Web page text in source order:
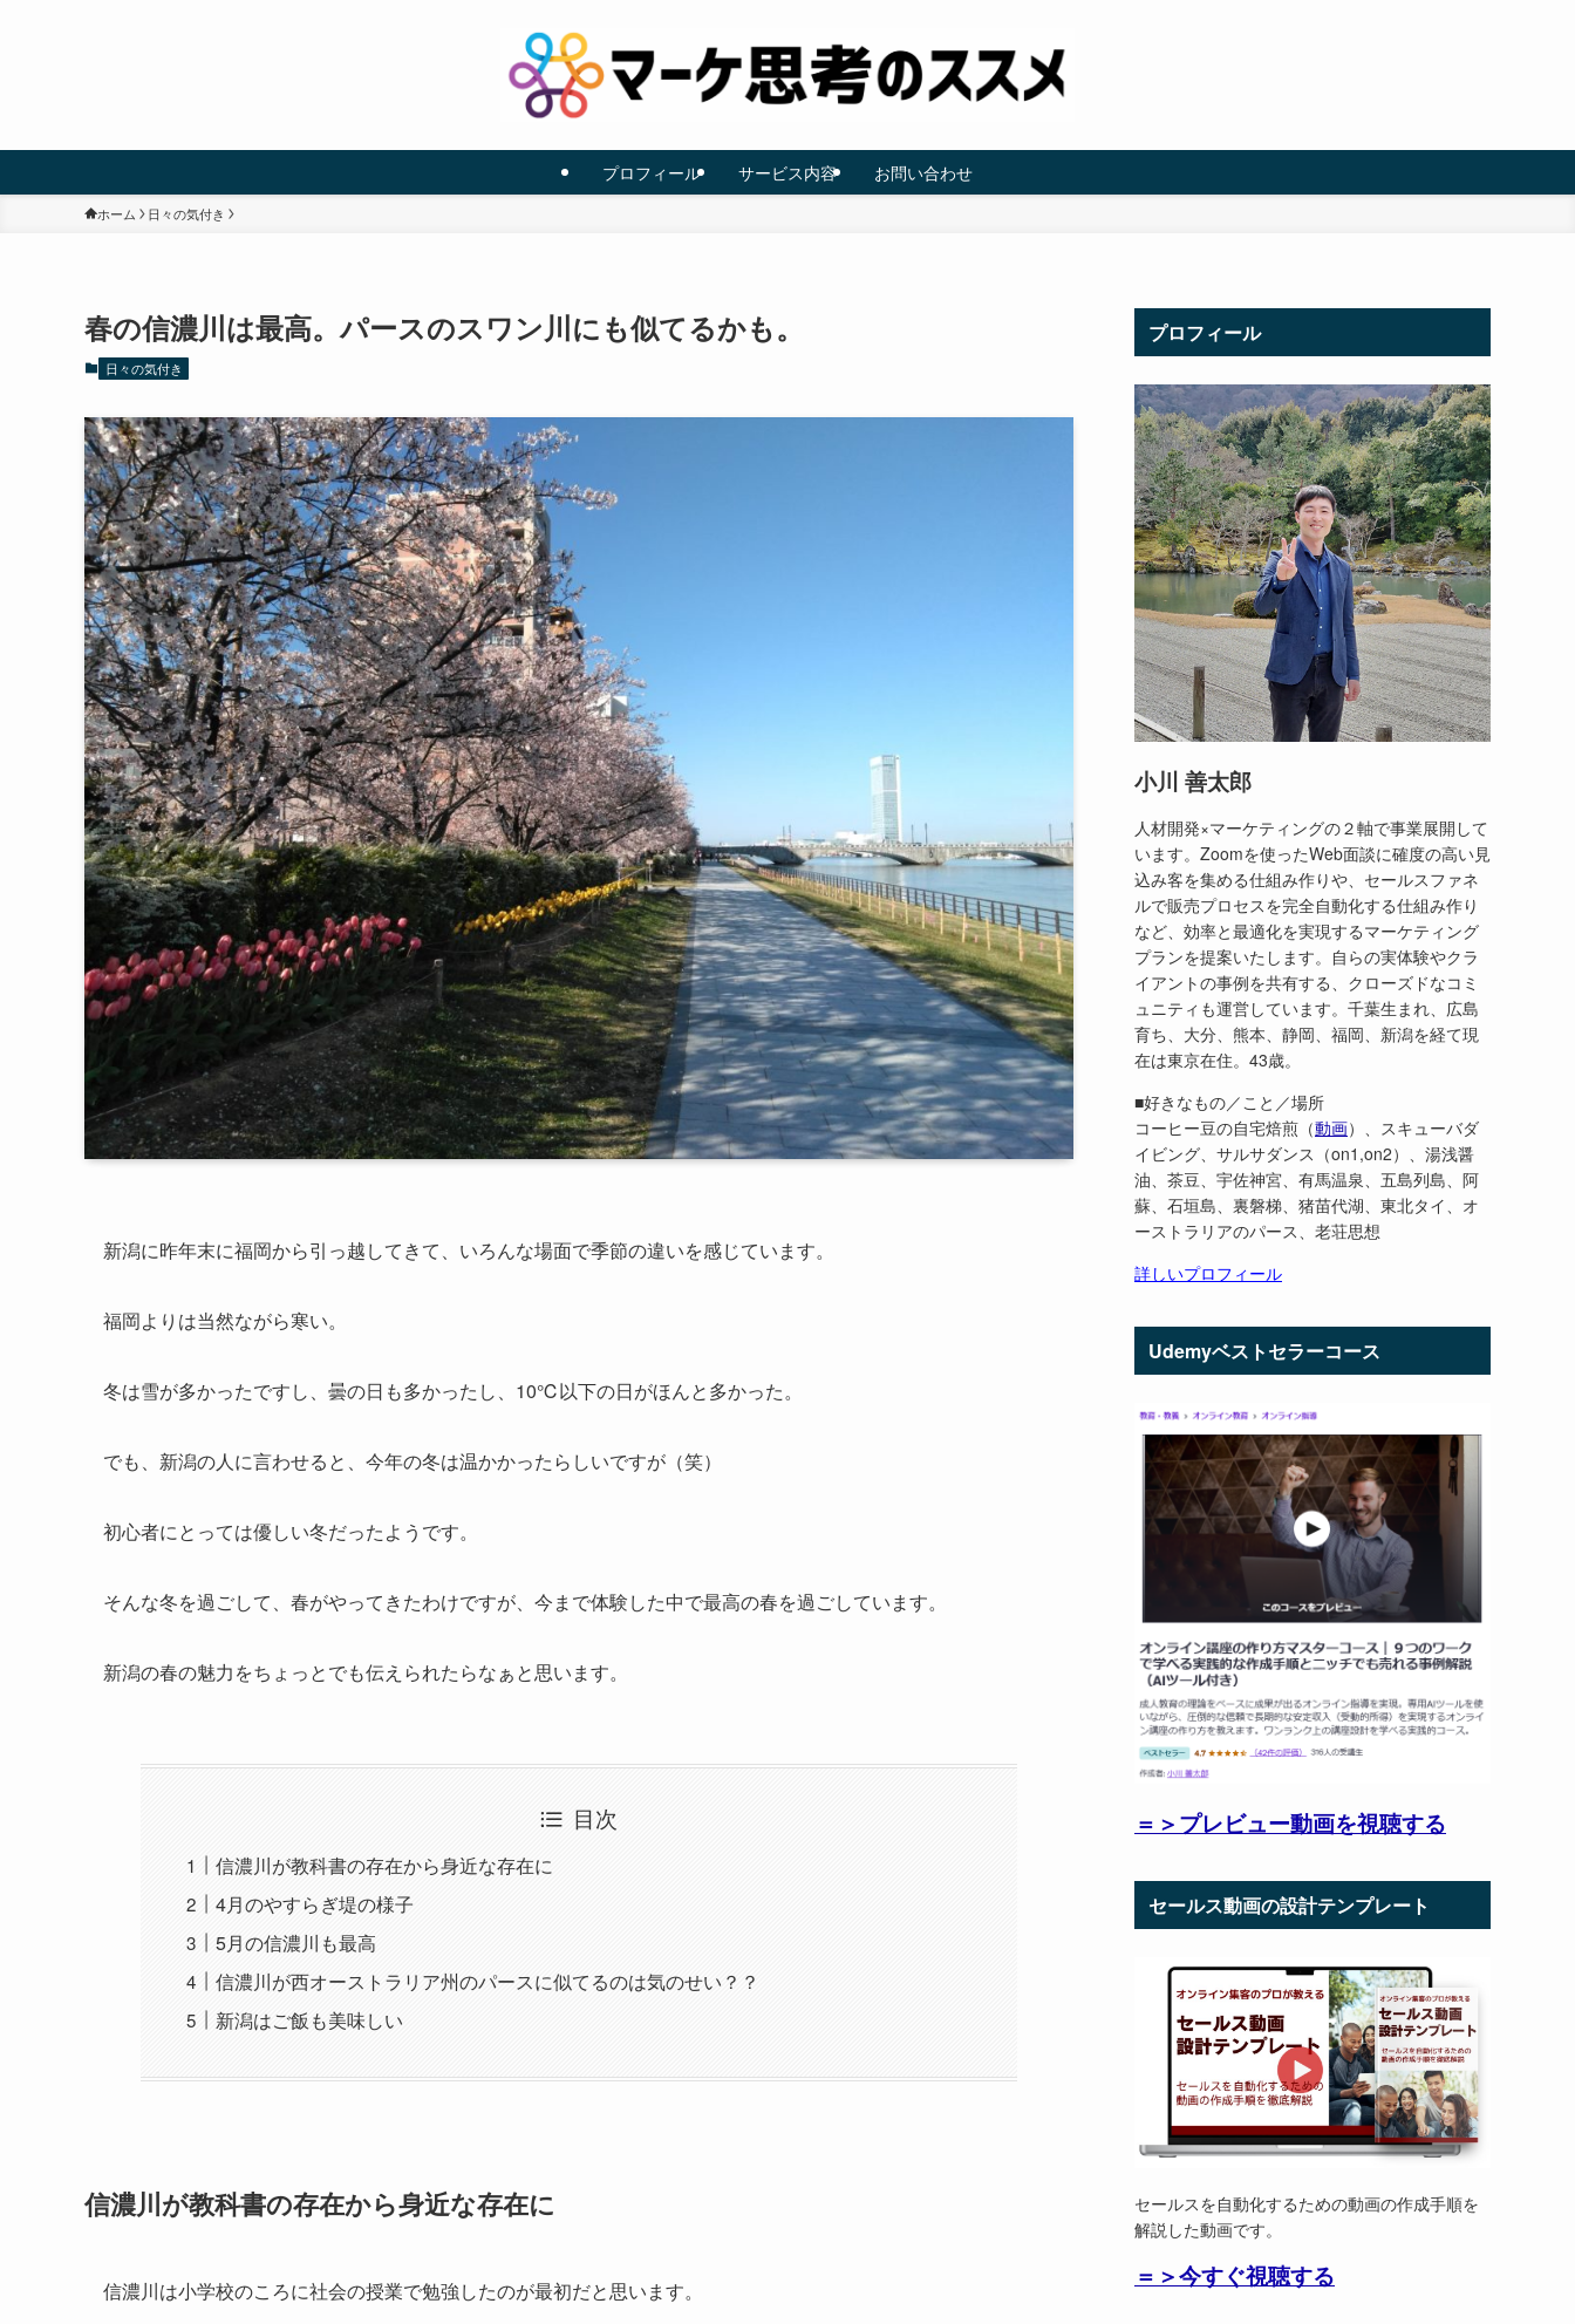
プロフィール サービス内容 お問い合わせ
ホーム 日々の気付き
春の信濃川は最高。パースのスワン川にも似てるかも。
日々の気付き
新潟に昨年末に福岡から引っ越してきて、いろんな場面で季節の違いを感じています。
福岡よりは当然ながら寒い。
冬は雪が多かったですし、曇の日も多かったし、10℃以下の日がほんと多かった。
でも、新潟の人に言わせると、今年の冬は温かかったらしいですが（笑）
初心者にとっては優しい冬だったようです。
そんな冬を過ごして、春がやってきたわけですが、今まで体験した中で最高の春を過ごしています。
新潟の春の魅力をちょっとでも伝えられたらなぁと思います。
目次
信濃川が教科書の存在から身近な存在に
4月のやすらぎ堤の様子
5月の信濃川も最高
信濃川が西オーストラリア州のパースに似てるのは気のせい？？
新潟はご飯も美味しい
信濃川が教科書の存在から身近な存在に
信濃川は小学校のころに社会の授業で勉強したのが最初だと思います。
プロフィール
小川 善太郎
人材開発×マーケティングの２軸で事業展開して
います。Zoomを使ったWeb面談に確度の高い見
込み客を集める仕組み作りや、セールスファネ
ルで販売プロセスを完全自動化する仕組み作り
など、効率と最適化を実現するマーケティング
プランを提案いたします。自らの実体験やクラ
イアントの事例を共有する、クローズドなコミ
ュニティも運営しています。千葉生まれ、広島
育ち、大分、熊本、静岡、福岡、新潟を経て現
在は東京在住。43歳。
■好きなもの／こと／場所
コーヒー豆の自宅焙煎（動画）、スキューバダ
イビング、サルサダンス（on1,on2）、湯浅醤
油、茶豆、宇佐神宮、有馬温泉、五島列島、阿
蘇、石垣島、裏磐梯、猪苗代湖、東北タイ、オ
ーストラリアのパース、老荘思想
詳しいプロフィール
Udemyベストセラーコース
＝＞プレビュー動画を視聴する
セールス動画の設計テンプレート
セールスを自動化するための動画の作成手順を
解説した動画です。
＝＞今すぐ視聴する